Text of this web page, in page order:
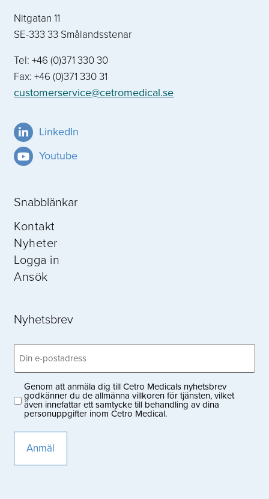
Nitgatan 11
SE-333 33 Smålandsstenar
Tel: +46 (0)371 330 30
Fax: +46 (0)371 330 31
customerservice@cetromedical.se
LinkedIn
Youtube
Snabblänkar
Kontakt
Nyheter
Logga in
Ansök
Nyhetsbrev
Email
(Obligatoriskt)
Privacy
(Obligatoriskt)
Genom att anmäla dig till Cetro Medicals nyhetsbrev
godkänner du de allmänna villkoren för tjänsten, vilket
även innefattar ett samtycke till behandling av dina
personuppgifter inom Cetro Medical.